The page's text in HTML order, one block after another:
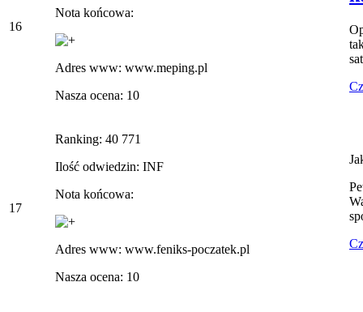
16
Nota końcowa:
Adres www: www.meping.pl
Nasza ocena: 10
17
Ranking: 40 771
Ilość odwiedzin: INF
Nota końcowa:
Adres www: www.feniks-poczatek.pl
Nasza ocena: 10